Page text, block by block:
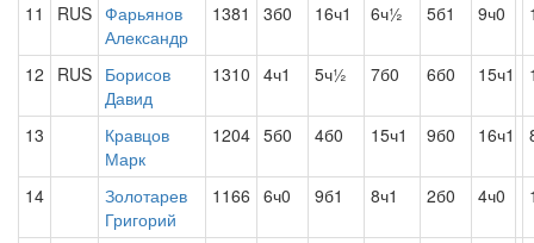
11 RUS Фарьянов
Александр
1381 3б0 16ч1 6ч½ 5б1 9ч0
12 RUS Борисов
Давид
1310 4ч1 5ч½ 7б0 6б0 15ч1
13
Кравцов
Марк
1204 5б0 4б0 15ч1 9б0 16ч1
14
Золотарев
Григорий
1166 6ч0 9б1 8ч1 2б0 4ч0